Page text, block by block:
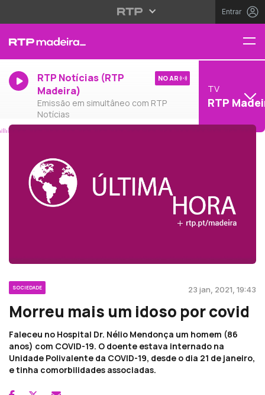
Entrar
RTP Notícias (RTP
Madeira)
Emissão em simultâneo com RTP
Notícias
NO AR
TV
RTP
SOCIEDADE 23 jan, 2021, 19:43
Morreu mais um idoso por covid
Faleceu no Hospital Dr. Nélio Mendonça um homem (86
anos) com COVID-19. O doente estava internado na
Unidade Polivalente da COVID-19, desde o dia 21 de janeiro,
e tinha comorbilidades associadas.